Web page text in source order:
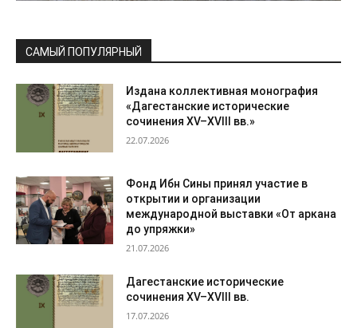
САМЫЙ ПОПУЛЯРНЫЙ
Издана коллективная монография
«Дагестанские исторические
сочинения XV–XVIII вв.»
22.07.2026
Фонд Ибн Сины принял участие в
открытии и организации
международной выставки «От аркана
до упряжки»
21.07.2026
Дагестанские исторические
сочинения XV–XVIII вв.
17.07.2026